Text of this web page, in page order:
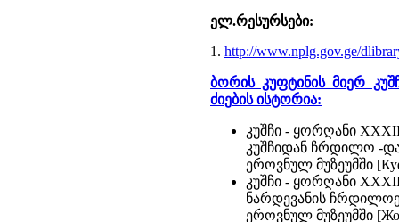
ელ.რესურსები:
1. http://www.nplg.gov.ge/
ბორის კუფტინის მიერ
ძიების ისტორია:
კუშჩი - ყორღანი
კუშჩიდან ჩრდილო -
ეროვნულ მუზეუმში
კუშჩი - ყორღანი
ნარდევანის
ეროვნულ მუზეუმში